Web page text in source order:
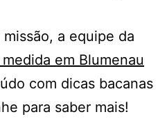
a equipe da
em Blumenau
com dicas bacanas
para saber mais!